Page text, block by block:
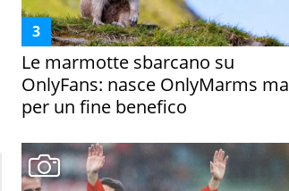
Le marmotte sbarcano su
OnlyFans: nasce OnlyMarms ma
per un fine benefico